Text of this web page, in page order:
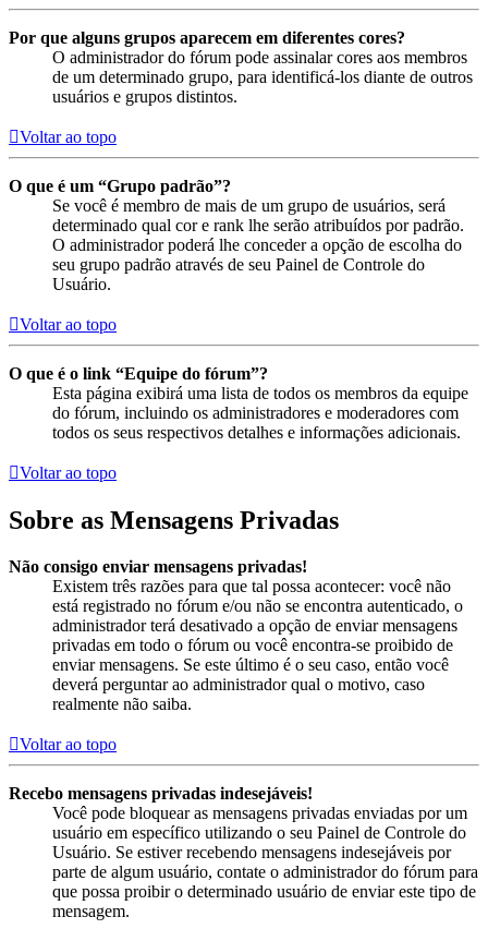
Por que alguns grupos aparecem em diferentes cores?
O administrador do fórum pode assinalar cores aos membros
de um determinado grupo, para identificá-los diante de outros
usuários e grupos distintos.
Voltar ao topo
O que é um “Grupo padrão”?
Se você é membro de mais de um grupo de usuários, será
determinado qual cor e rank lhe serão atribuídos por padrão.
O administrador poderá lhe conceder a opção de escolha do
seu grupo padrão através de seu Painel de Controle do
Usuário.
Voltar ao topo
O que é o link “Equipe do fórum”?
Esta página exibirá uma lista de todos os membros da equipe
do fórum, incluindo os administradores e moderadores com
todos os seus respectivos detalhes e informações adicionais.
Voltar ao topo
Sobre as Mensagens Privadas
Não consigo enviar mensagens privadas!
Existem três razões para que tal possa acontecer: você não
está registrado no fórum e/ou não se encontra autenticado, o
administrador terá desativado a opção de enviar mensagens
privadas em todo o fórum ou você encontra-se proibido de
enviar mensagens. Se este último é o seu caso, então você
deverá perguntar ao administrador qual o motivo, caso
realmente não saiba.
Voltar ao topo
Recebo mensagens privadas indesejáveis!
Você pode bloquear as mensagens privadas enviadas por um
usuário em específico utilizando o seu Painel de Controle do
Usuário. Se estiver recebendo mensagens indesejáveis por
parte de algum usuário, contate o administrador do fórum para
que possa proibir o determinado usuário de enviar este tipo de
mensagem.